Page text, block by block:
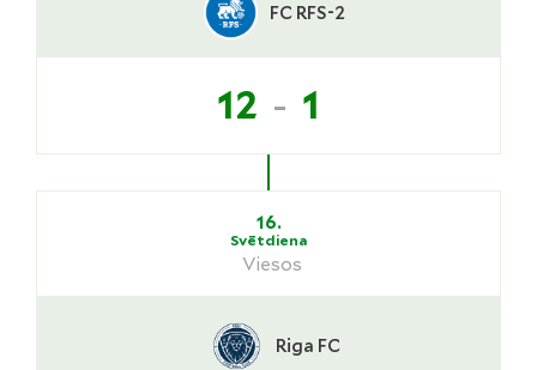
FC RFS-2
12 - 1
16.
Svētdiena
Viesos
Riga FC